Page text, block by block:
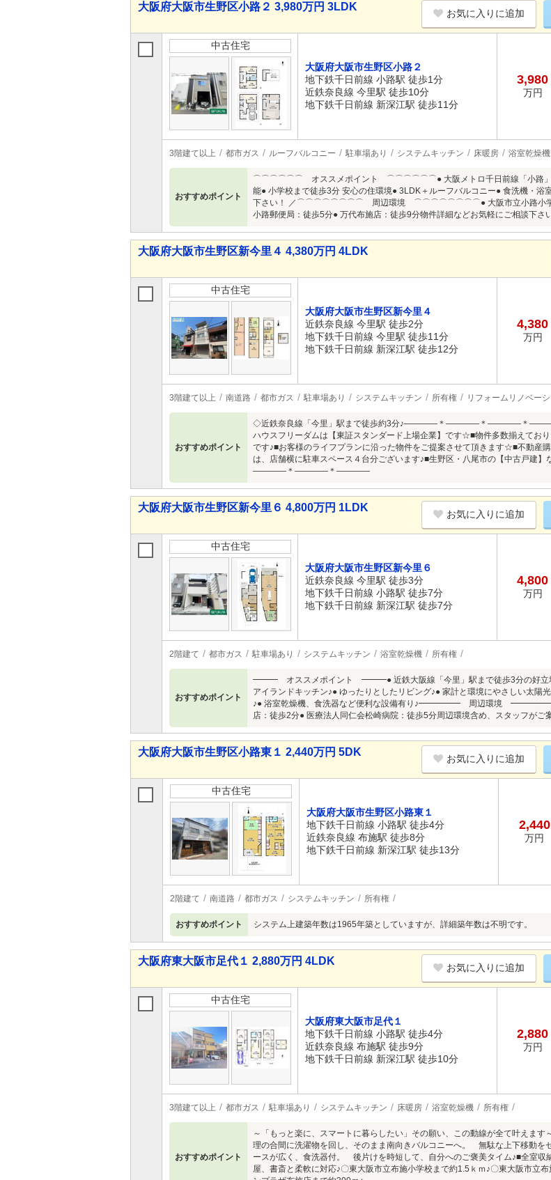
大阪府大阪市生野区小路２ 3,980万円 3LDK
お気に入りに追加
中古住宅
大阪府大阪市生野区小路２
地下鉄千日前線 小路駅 徒歩1分
近鉄奈良線 今里駅 徒歩10分
地下鉄千日前線 新深江駅 徒歩11分
3,980
万円
3階建て以上 都市ガス ルーフバルコニー 駐車場あり システムキッチン 床暖房 浴室乾燥機
おすすめポイント
⌒⌒⌒⌒⌒⌒ オススメポイント ⌒⌒⌒⌒⌒⌒● 大阪メトロ千日前線「小路」駅
能● 小学校まで徒歩3分 安心の住環境● 3LDK＋ルーフバルコニー● 食洗機・
下さい！ ／⌒⌒⌒⌒⌒⌒⌒⌒ 周辺環境 ⌒⌒⌒⌒⌒⌒⌒⌒● 大阪市立小路小学校：
小路郵便局：徒歩5分● 万代布施店：徒歩9分物件詳細などお気軽にご相談下さ
大阪府大阪市生野区新今里４ 4,380万円 4LDK
中古住宅
大阪府大阪市生野区新今里４
近鉄奈良線 今里駅 徒歩2分
地下鉄千日前線 今里駅 徒歩11分
地下鉄千日前線 新深江駅 徒歩12分
4,380
万円
3階建て以上 南道路 都市ガス 駐車場あり システムキッチン 所有権 リフォームリノベー
おすすめポイント
◇近鉄奈良線「今里」駅まで徒歩約3分♪――――＊――――＊――――＊――――
ハウスフリーダムは【東証スタンダード上場企業】です☆■物件多数揃えてお
です♪■お客様のライフプランに沿った物件をご提案させて頂きます☆■不動産
は、店舗横に駐車スペース４台分ございます♪■生野区・八尾市の【中
――――＊――――＊――――
大阪府大阪市生野区新今里６ 4,800万円 1LDK
お気に入りに追加
中古住宅
大阪府大阪市生野区新今里６
近鉄奈良線 今里駅 徒歩3分
地下鉄千日前線 小路駅 徒歩7分
地下鉄千日前線 新深江駅 徒歩7分
4,800
万円
2階建て 都市ガス 駐車場あり システムキッチン 浴室乾燥機 所有権
おすすめポイント
━━━ オススメポイント ━━━● 近鉄大阪線「今里」駅まで徒歩3分の好立地
アイランドキッチン♪● ゆったりとしたリビング♪● 家計と環境にやさしい太陽
♪● 浴室乾燥機、食洗器など便利な設備有り♪━━━━━ 周辺環境 ━━━━━●
店：徒歩2分● 医療法人同仁会松崎病院：徒歩5分周辺環境含め、スタッフが
大阪府大阪市生野区小路東１ 2,440万円 5DK
お気に入りに追加
中古住宅
大阪府大阪市生野区小路東１
地下鉄千日前線 小路駅 徒歩4分
近鉄奈良線 布施駅 徒歩8分
地下鉄千日前線 新深江駅 徒歩13分
2,440
万円
2階建て 南道路 都市ガス システムキッチン 所有権
おすすめポイント システム上建築年数は1965年築としていますが、詳細築年数は不明です。
大阪府東大阪市足代１ 2,880万円 4LDK
お気に入りに追加
中古住宅
大阪府東大阪市足代１
地下鉄千日前線 小路駅 徒歩4分
近鉄奈良線 布施駅 徒歩9分
地下鉄千日前線 新深江駅 徒歩10分
2,880
万円
3階建て以上 都市ガス 駐車場あり システムキッチン 床暖房 浴室乾燥機 所有権
おすすめポイント
～「もっと楽に、スマートに暮らしたい」その願い、この動線が全て叶えま
理の合間に洗濯物を回し、そのまま南向きバルコニーへ。 無駄な上下移動を
ースが広く、食洗器付。 後片けを時短して、自分へのご褒美タイム♪■全室
屋、書斎と柔軟に対応♪〇東大阪市立布施小学校まで約1.5ｋｍ♪〇東大阪市立